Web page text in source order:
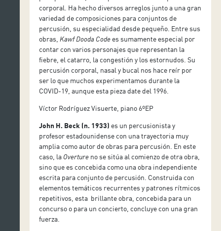
corporal. Ha hecho diversos arreglos junto a una gran
variedad de composiciones para conjuntos de
percusión, su especialidad desde pequeño. Entre sus
obras, Kawf Dooda Codees sumamente especial por
contar con varios personajes que representan la
fiebre, el catarro, la congestión y los estornudos. Su
percusión corporal, nasal y bucal nos hace reír por
ser lo que muchos experimentamos durante la
COVID-19, aunque esta pieza date del 1996.
Víctor Rodríguez Visuerte, piano 6ºEP
John H. Beck (n. 1933) es un percusionista y
profesor estadounidense con una trayectoria muy
amplia como autor de obras para percusión. En este
caso, la Overtureno se sitúa al comienzo de otra obra,
sino que es concebida como una obra independiente
escrita para conjunto de percusión. Construida con
elementos temáticos recurrentes y patrones rítmicos
repetitivos, esta brillante obra, concebida para un
concurso o para un concierto, concluye con una gran
fuerza.